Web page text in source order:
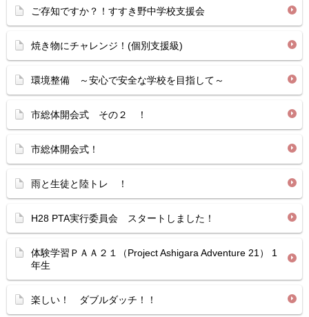
ご存知ですか？！すすき野中学校支援会
焼き物にチャレンジ！(個別支援級)
環境整備 ～安心で安全な学校を目指して～
市総体開会式 その２ ！
市総体開会式！
雨と生徒と陸トレ ！
H28 PTA実行委員会 スタートしました！
体験学習ＰＡＡ２１（Project Ashigara Adventure 21） 1
年生
楽しい！ ダブルダッチ！！